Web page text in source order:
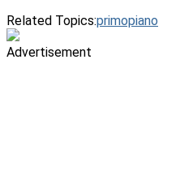
Related Topics:primopiano
Advertisement